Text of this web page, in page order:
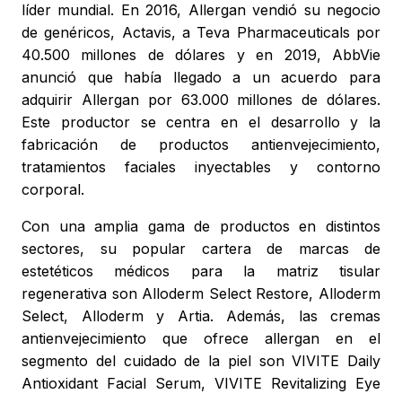
líder mundial. En 2016, Allergan vendió su negocio
de genéricos, Actavis, a Teva Pharmaceuticals por
40.500 millones de dólares y en 2019, AbbVie
anunció que había llegado a un acuerdo para
adquirir Allergan por 63.000 millones de dólares.
Este productor se centra en el desarrollo y la
fabricación de productos antienvejecimiento,
tratamientos faciales inyectables y contorno
corporal.
Con una amplia gama de productos en distintos
sectores, su popular cartera de marcas de
estetéticos médicos para la matriz tisular
regenerativa son Alloderm Select Restore, Alloderm
Select, Alloderm y Artia. Además, las cremas
antienvejecimiento que ofrece allergan en el
segmento del cuidado de la piel son VIVITE Daily
Antioxidant Facial Serum, VIVITE Revitalizing Eye